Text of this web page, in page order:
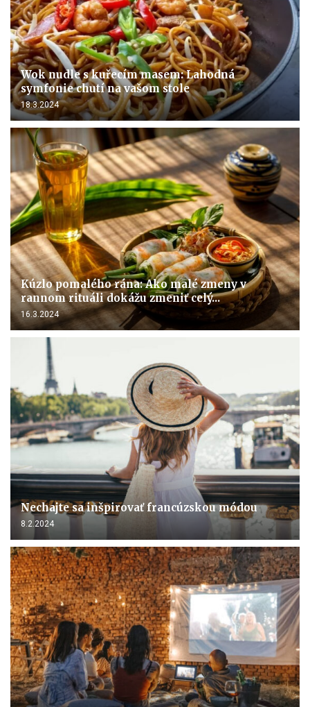
Wok nudle s kuřecím masem: Lahodná
symfonie chutí na vašom stole
18.3.2024
Kúzlo pomalého rána: Ako malé zmeny v
rannom rituáli dokážu zmeniť celý...
16.3.2024
Nechajte sa inšpirovať francúzskou módou
8.2.2024